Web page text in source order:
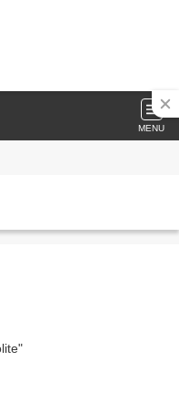
MENU